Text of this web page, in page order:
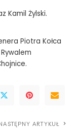
Kamil Żylski.
Piotra Kołca
ARTYKUŁ